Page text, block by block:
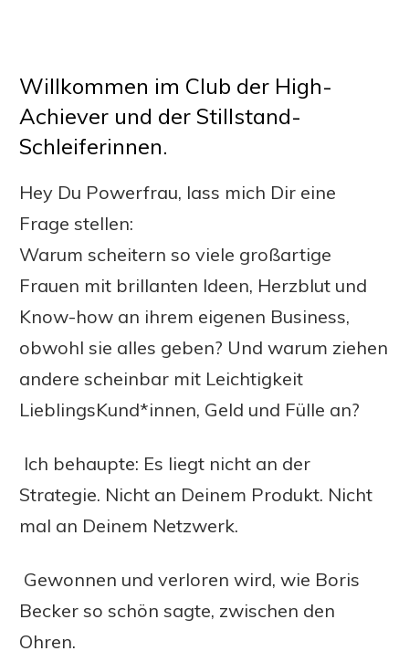
Willkommen im Club der High-
Achiever und der Stillstand-
Schleiferinnen.
Hey Du Powerfrau, lass mich Dir eine
Frage stellen:
Warum scheitern so viele großartige
Frauen mit brillanten Ideen, Herzblut und
Know-how an ihrem eigenen Business,
obwohl sie alles geben? Und warum ziehen
andere scheinbar mit Leichtigkeit
LieblingsKund*innen, Geld und Fülle an?
Ich behaupte: Es liegt nicht an der
Strategie. Nicht an Deinem Produkt. Nicht
mal an Deinem Netzwerk.
Gewonnen und verloren wird, wie Boris
Becker so schön sagte, zwischen den
Ohren.